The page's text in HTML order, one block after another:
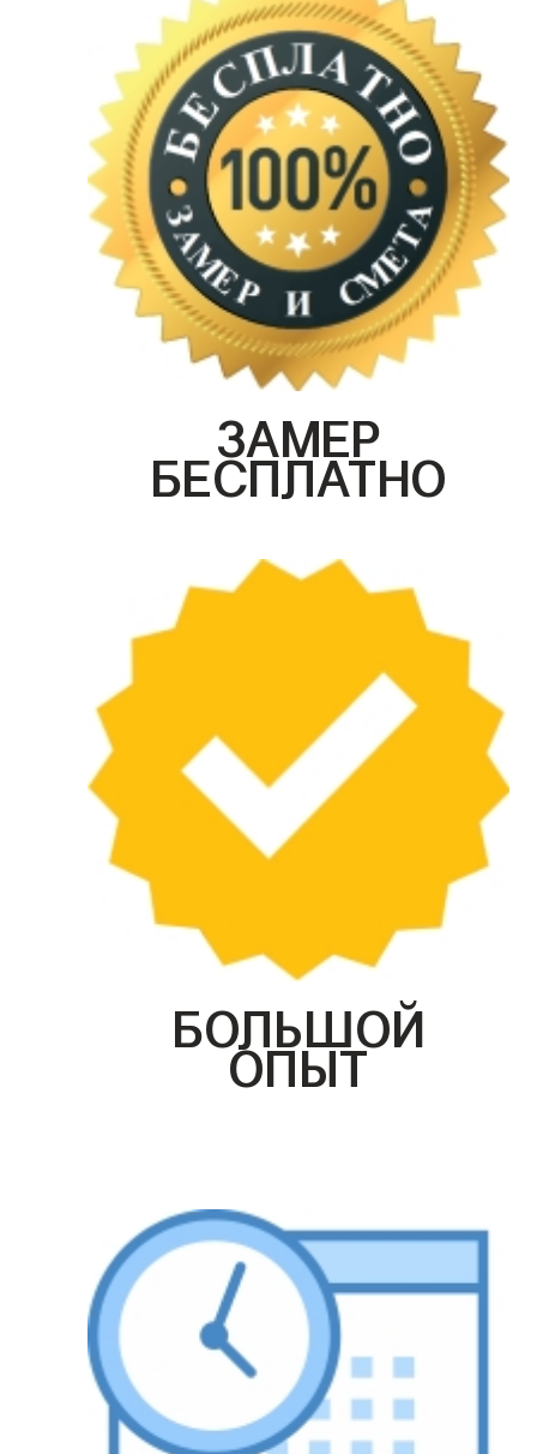
ЗАМЕР
БЕСПЛАТНО
БОЛЬШОЙ
ОПЫТ